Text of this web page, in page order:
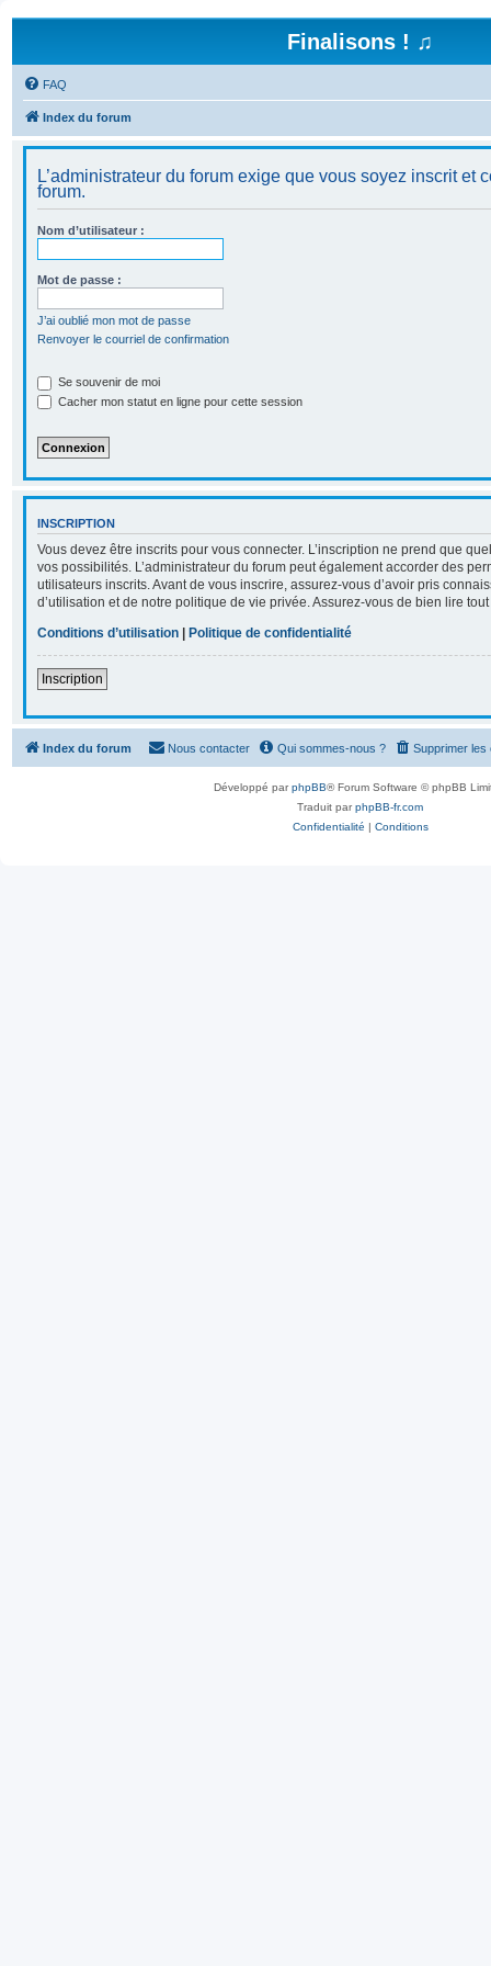
Finalisons ! ♫
FAQ
Index du forum
L’administrateur du forum exige que vous soyez inscrit et
forum.
Nom d’utilisateur :
Mot de passe :
J’ai oublié mon mot de passe
Renvoyer le courriel de confirmation
Se souvenir de moi
Cacher mon statut en ligne pour cette session
INSCRIPTION
Vous devez être inscrits pour vous connecter. L’inscription ne prend que
vos possibilités. L’administrateur du forum peut également accorder des
utilisateurs inscrits. Avant de vous inscrire, assurez-vous d’avoir pris
d’utilisation et de notre politique de vie privée. Assurez-vous de bien lire
Conditions d’utilisation | Politique de confidentialité
Inscription
Index du forum Supprimer les
Qui sommes-nous ?
Nous contacter
Développé parphpBB® Forum Software © phpBB
Traduit parphpBB-fr.com
Confidentialité | Conditions